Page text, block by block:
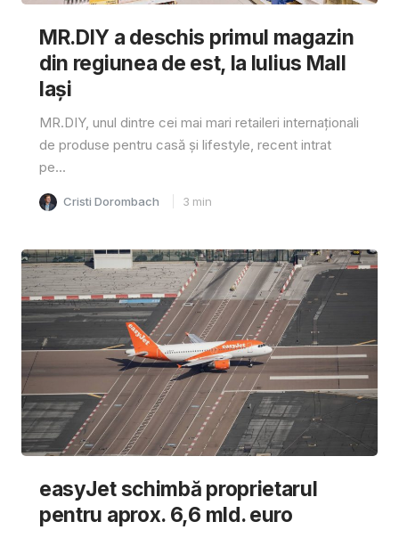
MR.DIY a deschis primul magazin
din regiunea de est, la Iulius Mall
Iași
MR.DIY, unul dintre cei mai mari retaileri internaționali
de produse pentru casă și lifestyle, recent intrat
pe...
Cristi Dorombach 3 min
easyJet schimbă proprietarul
pentru aprox. 6,6 mld. euro